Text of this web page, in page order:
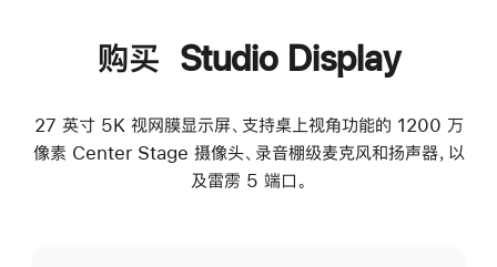
购买 Studio Display
27 英寸 5K 视网膜显示屏、支持桌上视角功能的 1200 万
像素 Center Stage 摄像头、录音棚级麦克风和扬声器，以
及雷雳 5 端口。